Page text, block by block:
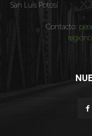
San Luis Potosí
Contacto: